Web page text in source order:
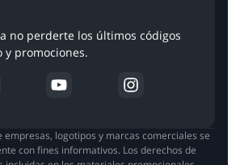
no perderte los últimos códigos
y promociones.
empresas, logotipos y marcas comerciales se
con fines informativos. Los derechos de